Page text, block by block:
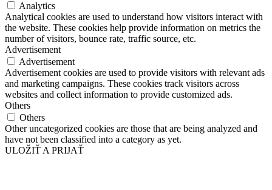
Analytics
Analytical cookies are used to understand how visitors interact with
the website. These cookies help provide information on metrics the
number of visitors, bounce rate, traffic source, etc.
Advertisement
Advertisement
Advertisement cookies are used to provide visitors with relevant ads
and marketing campaigns. These cookies track visitors across
websites and collect information to provide customized ads.
Others
Others
Other uncategorized cookies are those that are being analyzed and
have not been classified into a category as yet.
ULOŽIŤ A PRIJAŤ